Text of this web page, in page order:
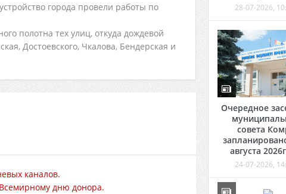
города провели работы по
полотна тех улиц, откуда дождевой
Достоевского, Чкалова, Бендерская и
каналов.
дню донора.
28-07-2026,
Очередное
совета
августа
24-07-2026,